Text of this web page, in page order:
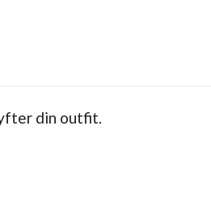
din outfit.